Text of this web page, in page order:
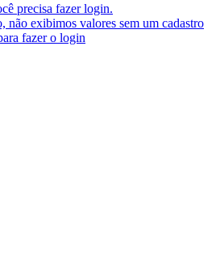
precisa fazer login.
não exibimos valores sem um cadastro
fazer o login